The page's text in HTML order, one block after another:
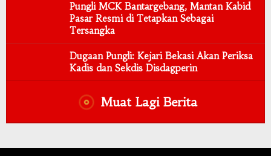
Pungli MCK Bantargebang, Mantan Kabid
Pasar Resmi di Tetapkan Sebagai
Tersangka
Dugaan Pungli: Kejari Bekasi Akan Periksa
Kadis dan Sekdis Disdagperin
Muat Lagi Berita